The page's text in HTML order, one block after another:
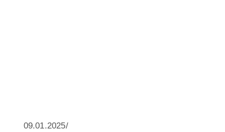
09.01.2025/